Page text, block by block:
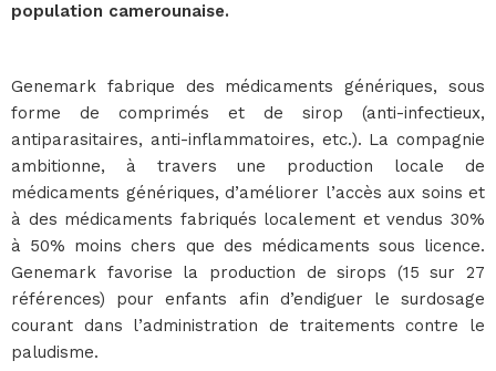
population camerounaise.
Genemark fabrique des médicaments génériques, sous
forme de comprimés et de sirop (anti-infectieux,
antiparasitaires, anti-inflammatoires, etc.). La compagnie
ambitionne, à travers une production locale de
médicaments génériques, d’améliorer l’accès aux soins et
à des médicaments fabriqués localement et vendus 30%
à 50% moins chers que des médicaments sous licence.
Genemark favorise la production de sirops (15 sur 27
références) pour enfants afin d’endiguer le surdosage
courant dans l’administration de traitements contre le
paludisme.